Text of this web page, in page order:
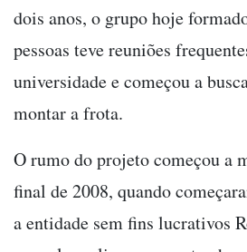
dois anos, o grupo hoje
pessoas teve reuniões
universidade e começou a
montar a frota.
O rumo do projeto começou a
final de 2008, quando
a entidade sem fins lucrativos